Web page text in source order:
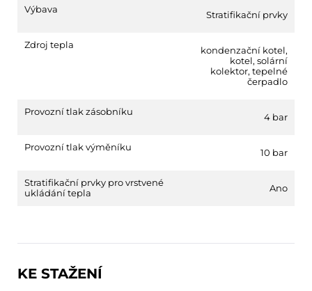
Výbava Stratifikační prvky
Zdroj tepla kondenzační kotel,
kotel, solární
kolektor, tepelné
čerpadlo
Provozní tlak zásobníku 4 bar
Provozní tlak výměníku 10 bar
Stratifikační prvky pro vrstvené
ukládání tepla
Ano
KE STAŽENÍ